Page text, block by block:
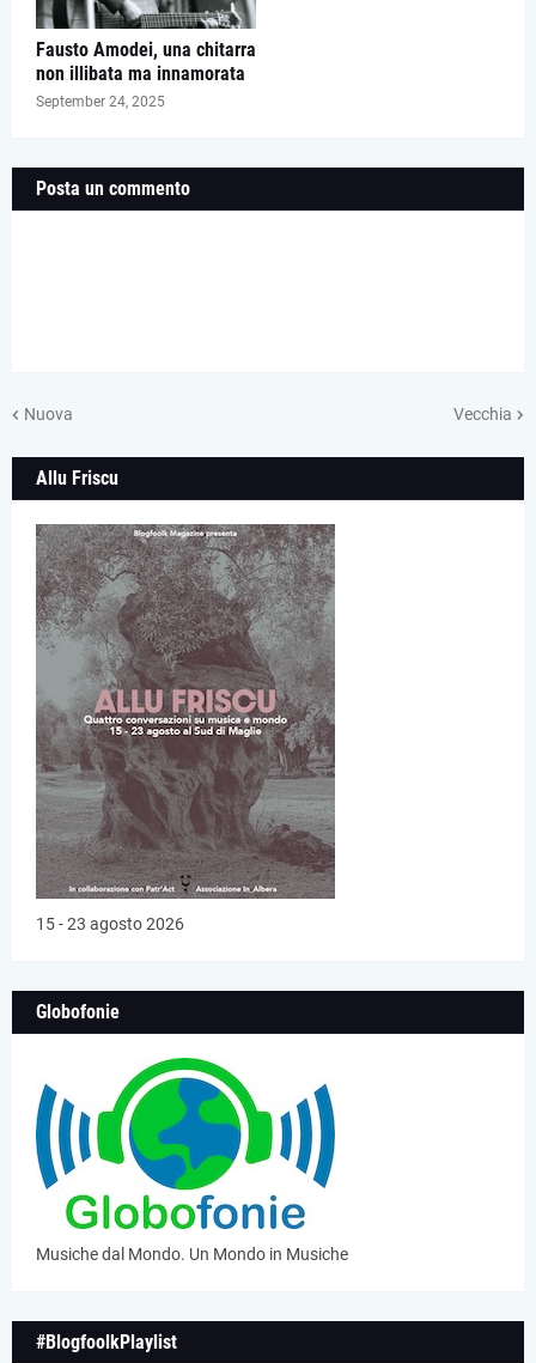
Fausto Amodei, una chitarra
non illibata ma innamorata
September 24, 2025
Posta un commento
Nuova Vecchia
Allu Friscu
15 - 23 agosto 2026
Globofonie
Musiche dal Mondo. Un Mondo in Musiche
#BlogfoolkPlaylist